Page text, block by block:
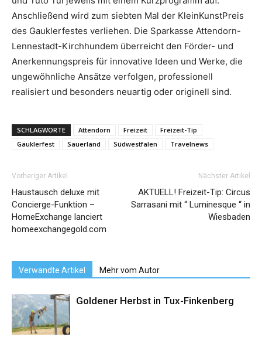
Anschließend wird zum siebten Mal der KleinKunstPreis
des Gauklerfestes verliehen. Die Sparkasse Attendorn-
Lennestadt-Kirchhundem überreicht den Förder- und
Anerkennungspreis für innovative Ideen und Werke, die
ungewöhnliche Ansätze verfolgen, professionell
realisiert und besonders neuartig oder originell sind.
SCHLAGWORTE Attendorn Freizeit
Freizeit-Tip
Gauklerfest
Sauerland Südwestfalen Travelnews
Vorheriger Artikel
Haustausch deluxe mit
Concierge-Funktion –
HomeExchange lanciert
homeexchangegold.com
Nächster Artikel
AKTUELL! Freizeit-Tip: Circus
Sarrasani mit “ Luminesque “ in
Wiesbaden
Verwandte Artikel Mehr vom Autor
Goldener Herbst in Tux-Finkenberg